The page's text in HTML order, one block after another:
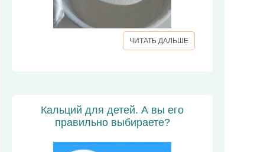
ЧИТАТЬ ДАЛЬШЕ
Кальций для детей. А вы его
правильно выбираете?